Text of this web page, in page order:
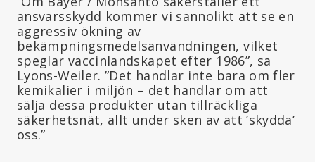
ansvarsskydd kommer vi sannolikt att se en
aggressiv ökning av
bekämpningsmedelsanvändningen, vilket
speglar vaccinlandskapet efter 1986”, sa
Lyons-Weiler. ”Det handlar inte bara om fler
kemikalier i miljön – det handlar om att
sälja dessa produkter utan tillräckliga
säkerhetsnät, allt under sken av att ’skydda’
oss.”